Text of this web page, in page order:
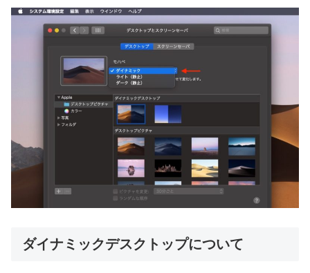
ダイナミックデスクトップについて